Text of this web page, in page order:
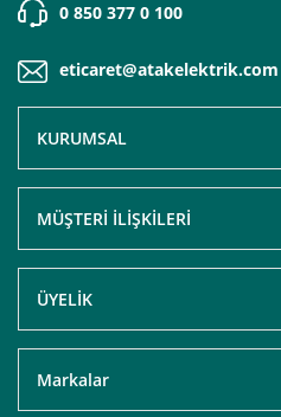
0 850 377 0 100
eticaret@atakelektrik.com
KURUMSAL
MÜŞTERİ İLİŞKİLERİ
ÜYELİK
Markalar